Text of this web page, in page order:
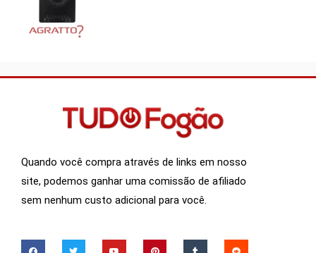
Quando você compra através de links em nosso
site, podemos ganhar uma comissão de afiliado
sem nenhum custo adicional para você.